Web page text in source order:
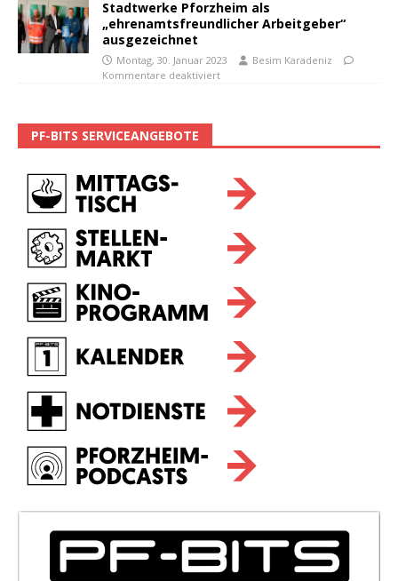
Stadtwerke Pforzheim als
„ehrenamtsfreundlicher Arbeitgeber“
ausgezeichnet
Montag, 30. Januar 2023
Besim Karadeniz
Kommentare deaktiviert
PF-BITS SERVICEANGEBOTE